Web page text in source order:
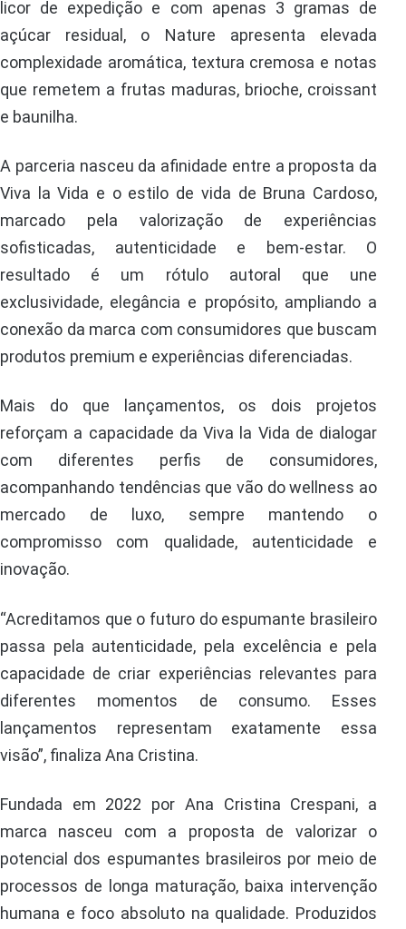
licor de expedição e com apenas 3 gramas de
açúcar residual, o Nature apresenta elevada
complexidade aromática, textura cremosa e notas
que remetem a frutas maduras, brioche, croissant
e baunilha.
A parceria nasceu da afinidade entre a proposta da
Viva la Vida e o estilo de vida de Bruna Cardoso,
marcado pela valorização de experiências
sofisticadas, autenticidade e bem-estar. O
resultado é um rótulo autoral que une
exclusividade, elegância e propósito, ampliando a
conexão da marca com consumidores que buscam
produtos premium e experiências diferenciadas.
Mais do que lançamentos, os dois projetos
reforçam a capacidade da Viva la Vida de dialogar
com diferentes perfis de consumidores,
acompanhando tendências que vão do wellness ao
mercado de luxo, sempre mantendo o
compromisso com qualidade, autenticidade e
inovação.
“Acreditamos que o futuro do espumante brasileiro
passa pela autenticidade, pela excelência e pela
capacidade de criar experiências relevantes para
diferentes momentos de consumo. Esses
lançamentos representam exatamente essa
visão”, finaliza Ana Cristina.
Fundada em 2022 por Ana Cristina Crespani, a
marca nasceu com a proposta de valorizar o
potencial dos espumantes brasileiros por meio de
processos de longa maturação, baixa intervenção
humana e foco absoluto na qualidade. Produzidos